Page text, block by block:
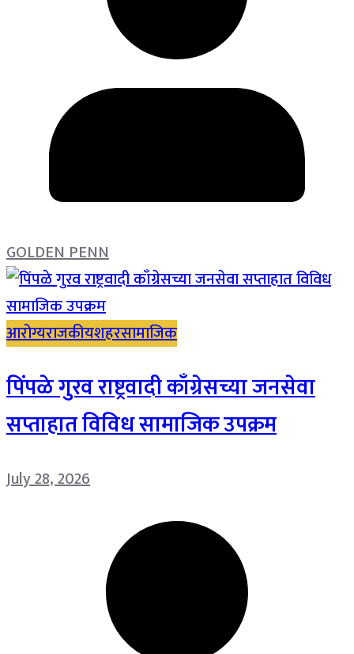
GOLDEN PENN
आरोग्यराजकीयशहरसामाजिक
पिंपळे गुरव राष्ट्रवादी काँग्रेसच्या जनसेवा
सप्ताहात विविध सामाजिक उपक्रम
July 28, 2026